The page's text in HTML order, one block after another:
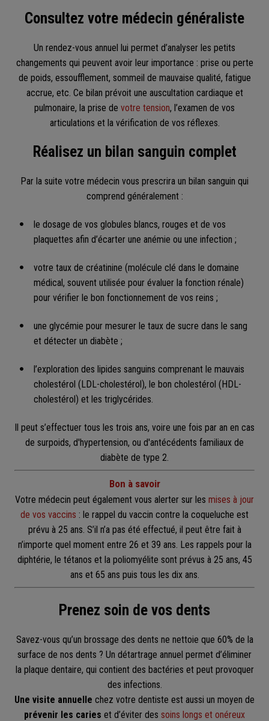
Consultez votre médecin généraliste
Un rendez-vous annuel lui permet d’analyser les petits
changements qui peuvent avoir leur importance : prise ou perte
de poids, essoufflement, sommeil de mauvaise qualité, fatigue
accrue, etc. Ce bilan prévoit une auscultation cardiaque et
pulmonaire, la prise de votre tension, l’examen de vos
articulations et la vérification de vos réflexes.
Réalisez un bilan sanguin complet
Par la suite votre médecin vous prescrira un bilan sanguin qui
comprend généralement :
le dosage de vos globules blancs, rouges et de vos
plaquettes afin d’écarter une anémie ou une infection ;
votre taux de créatinine (molécule clé dans le domaine
médical, souvent utilisée pour évaluer la fonction rénale)
pour vérifier le bon fonctionnement de vos reins ;
une glycémie pour mesurer le taux de sucre dans le sang
et détecter un diabète ;
l’exploration des lipides sanguins comprenant le mauvais
cholestérol (LDL-cholestérol), le bon cholestérol (HDL-
cholestérol) et les triglycérides.
Il peut s’effectuer tous les trois ans, voire une fois par an en cas
de surpoids, d'hypertension, ou d'antécédents familiaux de
diabète de type 2.
Bon à savoir
Votre médecin peut également vous alerter sur les mises à jour
de vos vaccins : le rappel du vaccin contre la coqueluche est
prévu à 25 ans. S’il n’a pas été effectué, il peut être fait à
n’importe quel moment entre 26 et 39 ans. Les rappels pour la
diphtérie, le tétanos et la poliomyélite sont prévus à 25 ans, 45
ans et 65 ans puis tous les dix ans.
Prenez soin de vos dents
Savez-vous qu’un brossage des dents ne nettoie que 60% de la
surface de nos dents ? Un détartrage annuel permet d’éliminer
la plaque dentaire, qui contient des bactéries et peut provoquer
des infections.
Une visite annuelle chez votre dentiste est aussi un moyen de
prévenir les caries et d’éviter des soins longs et onéreux